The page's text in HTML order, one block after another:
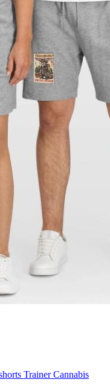
TrainerCannabis